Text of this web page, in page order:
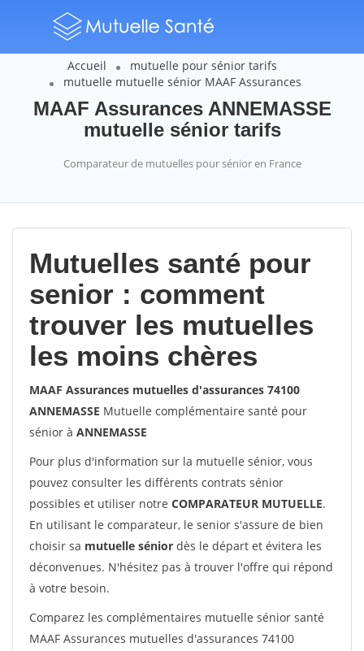
Accueil
mutuelle pour sénior tarifs
mutuelle mutuelle sénior MAAF Assurances
MAAF Assurances ANNEMASSE
mutuelle sénior tarifs
Comparateur de mutuelles pour sénior en France
Mutuelles santé pour
senior : comment
trouver les mutuelles
les moins chères
MAAF Assurances mutuelles d'assurances 74100
ANNEMASSE Mutuelle complémentaire santé pour
sénior à ANNEMASSE
Pour plus d'information sur la mutuelle sénior, vous
pouvez consulter les différents contrats sénior
possibles et utiliser notre COMPARATEUR MUTUELLE.
En utilisant le comparateur, le senior s'assure de bien
choisir sa mutuelle sénior dès le départ et évitera les
déconvenues. N'hésitez pas à trouver l'offre qui répond
à votre besoin.
Comparez les complémentaires mutuelle sénior santé
MAAF Assurances mutuelles d'assurances 74100